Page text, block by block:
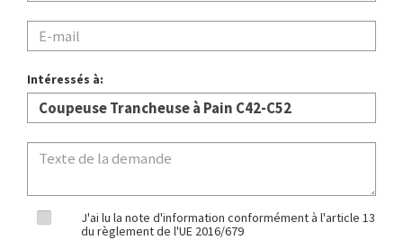
Intéressés à:
J'ai lu la note d'information conformément à l'article 13
du règlement de l'UE 2016/679